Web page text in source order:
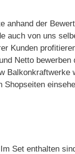
anhand der
auch von uns
Kunden
Netto bewerben
Balkonkraftwerke
Shopseiten
Set enthalten